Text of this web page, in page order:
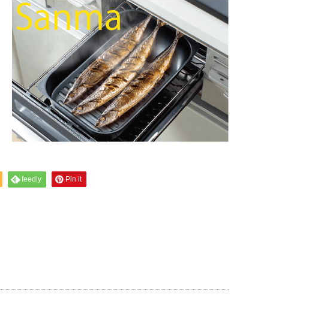
feedly Pin it